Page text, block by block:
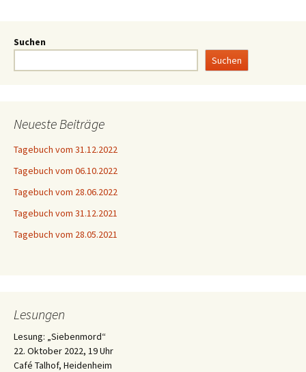
Suchen
Suchen
Neueste Beiträge
Tagebuch vom 31.12.2022
Tagebuch vom 06.10.2022
Tagebuch vom 28.06.2022
Tagebuch vom 31.12.2021
Tagebuch vom 28.05.2021
Lesungen
Lesung: „Siebenmord“
22. Oktober 2022, 19 Uhr
Café Talhof, Heidenheim